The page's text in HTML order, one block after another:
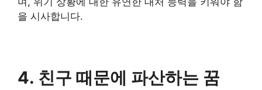
을 시사합니다.
4. 친구 때문에 파산하는 꿈